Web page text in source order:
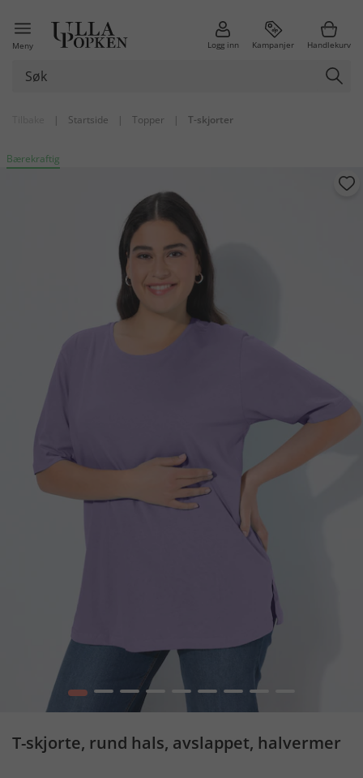
Meny Logg inn Kampanjer Handlekurv
| Startside | Topper | T-skjorter
Bærekraftig
1 2 3 4 5 6 7 8
T-skjorte, rund hals, avslappet, halvermer